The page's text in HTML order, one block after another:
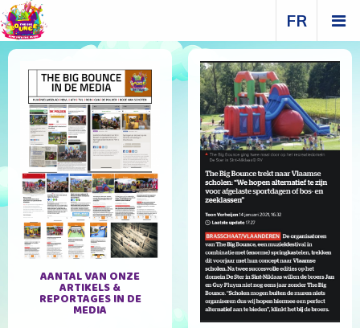
FR
AANTAL VAN ONZE
ARTIKELS &
REPORTAGES IN DE
MEDIA